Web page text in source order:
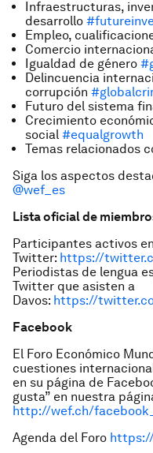
Infraestructuras,
desarrollo
Empleo,
Comercio
Igualdad de género
Delincuencia
corrupción
Futuro del sistema
Crecimiento
social #equalgrowth
Temas relacionados
Siga los aspectos
@wef_es
Lista oficial de
Participantes activos en
Twitter: https://
Periodistas de lengua
Twitter que asisten a
Davos: https://
Facebook
El Foro Económico
cuestiones
en su página de
gusta” en nuestra
http://wef.ch/
Agenda del Foro